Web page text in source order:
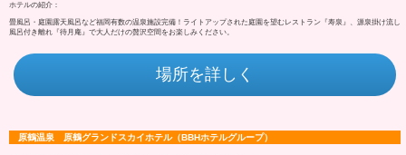
ホテルの紹介：
畳風呂・庭園露天風呂など福岡有数の温泉施設完備！ライトアップされた庭園を望むレストラン『寿泉』、源泉掛け流し
風呂付き離れ『待月庵』で大人だけの贅沢空間をお楽しみください。
場所を詳しく
原鶴温泉 原鶴グランドスカイホテル（BBHホテルグループ）